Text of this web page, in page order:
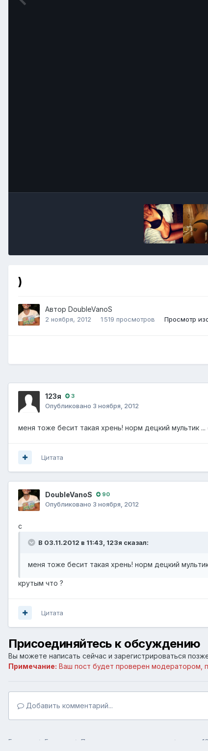
)
Автор DoubleVanoS
2 ноября, 2012 1 519 просмотров Просмотр
123я 3
Опубликовано 3 ноября, 2012
меня тоже бесит такая хрень! норм децкий мультик ...
Цитата
DoubleVanoS 90
Опубликовано 3 ноября, 2012
c
В 03.11.2012 в 11:43, 123я сказал:
меня тоже бесит такая хрень! норм децкий
крутым что ?
Цитата
Присоединяйтесь к обсуждению
Вы можете написать сейчас и зарегистрироваться
Примечание: Ваш пост будет проверен модератором,
Добавить комментарий...
Главная Галерея Пользовательские галереи на все